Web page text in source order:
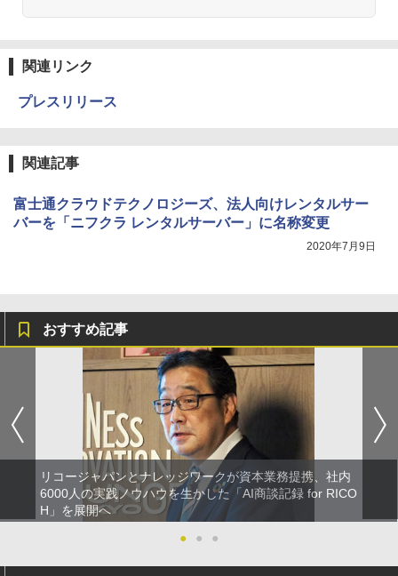
関連リンク
プレスリリース
関連記事
富士通クラウドテクノロジーズ、法人向けレンタルサー
バーを「ニフクラ レンタルサーバー」に名称変更
2020年7月9日
おすすめ記事
リコージャパンとナレッジワークが資本業務提携、社内
6000人の実践ノウハウを生かした「AI商談記録 for RICO
H」を展開へ
●
● ●